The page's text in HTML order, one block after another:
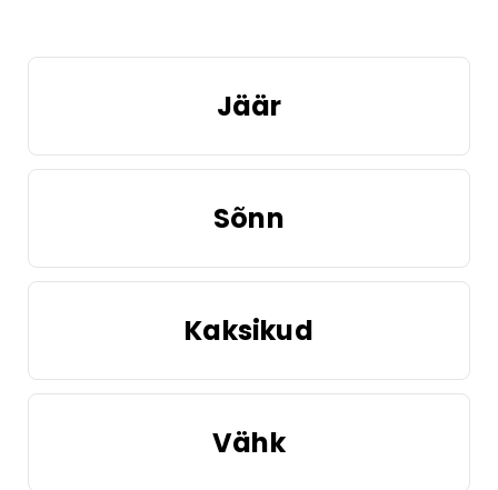
Jäär
Sõnn
Kaksikud
Vähk